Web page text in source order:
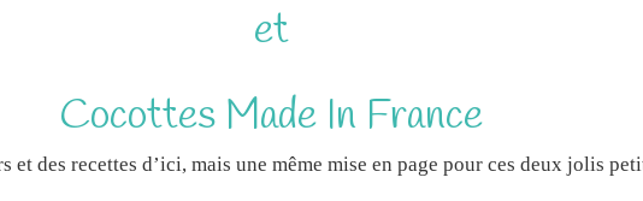
et
Cocottes Made In France
et des recettes d’ici, mais une même mise en page pour ces deux jolis